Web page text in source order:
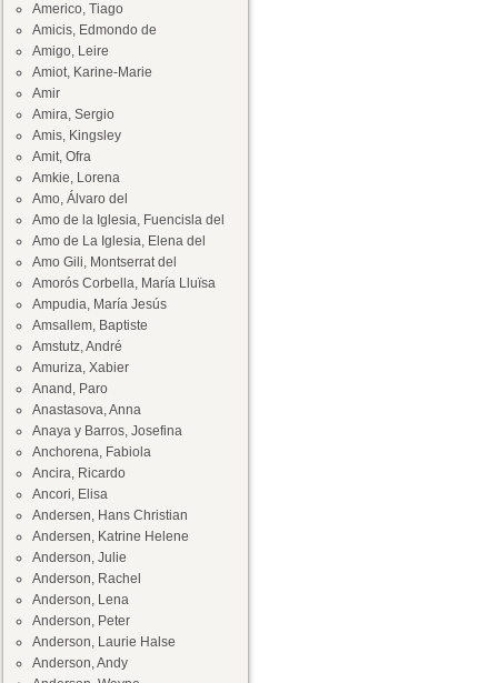
Americo, Tiago
Amicis, Edmondo de
Amigo, Leire
Amiot, Karine-Marie
Amir
Amira, Sergio
Amis, Kingsley
Amit, Ofra
Amkie, Lorena
Amo, Álvaro del
Amo de la Iglesia, Fuencisla del
Amo de La Iglesia, Elena del
Amo Gili, Montserrat del
Amorós Corbella, María Lluïsa
Ampudia, María Jesús
Amsallem, Baptiste
Amstutz, André
Amuriza, Xabier
Anand, Paro
Anastasova, Anna
Anaya y Barros, Josefina
Anchorena, Fabiola
Ancira, Ricardo
Ancori, Elisa
Andersen, Hans Christian
Andersen, Katrine Helene
Anderson, Julie
Anderson, Rachel
Anderson, Lena
Anderson, Peter
Anderson, Laurie Halse
Anderson, Andy